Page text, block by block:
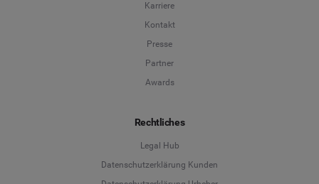
Karriere
Kontakt
Presse
Partner
Awards
Rechtliches
Legal Hub
Datenschutzerklärung Kunden